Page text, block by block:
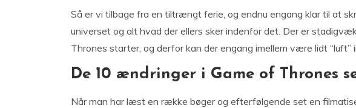
Så er vi tilbage fra en tiltrængt ferie, og endnu engang klar til at
universet og alt hvad der ellers sker indenfor det. Der er
Thrones starter, og derfor kan der engang imellem være lidt “luft”
De 10 ændringer i Game of Thrones
Når man har læst en række bøger og efterfølgende set en